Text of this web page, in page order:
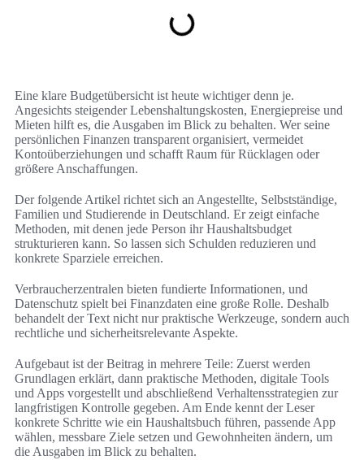
Eine klare Budgetübersicht ist heute wichtiger denn je.
Angesichts steigender Lebenshaltungskosten, Energiepreise und
Mieten hilft es, die Ausgaben im Blick zu behalten. Wer seine
persönlichen Finanzen transparent organisiert, vermeidet
Kontoüberziehungen und schafft Raum für Rücklagen oder
größere Anschaffungen.
Der folgende Artikel richtet sich an Angestellte, Selbstständige,
Familien und Studierende in Deutschland. Er zeigt einfache
Methoden, mit denen jede Person ihr Haushaltsbudget
strukturieren kann. So lassen sich Schulden reduzieren und
konkrete Sparziele erreichen.
Verbraucherzentralen bieten fundierte Informationen, und
Datenschutz spielt bei Finanzdaten eine große Rolle. Deshalb
behandelt der Text nicht nur praktische Werkzeuge, sondern auch
rechtliche und sicherheitsrelevante Aspekte.
Aufgebaut ist der Beitrag in mehrere Teile: Zuerst werden
Grundlagen erklärt, dann praktische Methoden, digitale Tools
und Apps vorgestellt und abschließend Verhaltensstrategien zur
langfristigen Kontrolle gegeben. Am Ende kennt der Leser
konkrete Schritte wie ein Haushaltsbuch führen, passende App
wählen, messbare Ziele setzen und Gewohnheiten ändern, um
die Ausgaben im Blick zu behalten.